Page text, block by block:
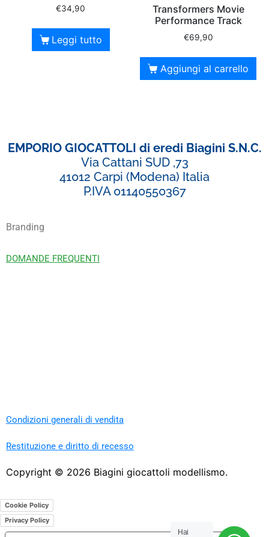
€34,90
Leggi tutto
Transformers Movie
Performance Track
€69,90
Aggiungi al carrello
EMPORIO GIOCATTOLI di eredi Biagini S.N.C.
Via Cattani SUD ,73
41012 Carpi (Modena) Italia
P.IVA 01140550367
Branding
DOMANDE FREQUENTI
Condizioni generali di vendita
Restituzione e diritto di recesso
Copyright © 2026 Biagini giocattoli modellismo.
Cookie Policy
Privacy Policy
Hai